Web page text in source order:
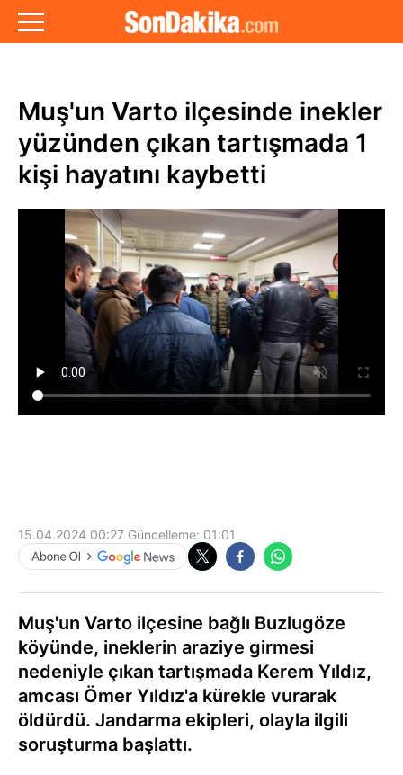
Muş'un Varto ilçesinde inekler
yüzünden çıkan tartışmada 1
kişi hayatını kaybetti
15.04.2024 00:27 Güncelleme: 01:01
Muş'un Varto ilçesine bağlı Buzlugöze
köyünde, ineklerin araziye girmesi
nedeniyle çıkan tartışmada Kerem Yıldız,
amcası Ömer Yıldız'a kürekle vurarak
öldürdü. Jandarma ekipleri, olayla ilgili
soruşturma başlattı.